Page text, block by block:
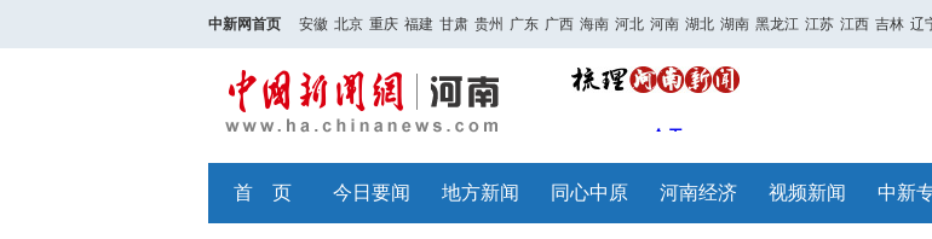
中新网首页 安徽 北京 重庆 福建 甘肃 贵州 广东 广西 海南 河北 河南 湖北 湖南 黑龙江 江苏 江西 吉林 辽
首 页 今日要闻 地方新闻 同心中原 河南经济 视频新闻 中新